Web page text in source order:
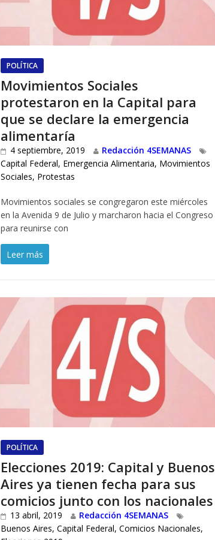
POLÍTICA
Movimientos Sociales
protestaron en la Capital para
que se declare la emergencia
alimentaría
4 septiembre, 2019
Redacción 4SEMANAS
Capital Federal, Emergencia Alimentaria, Movimientos
Sociales, Protestas
Movimientos sociales se congregaron este miércoles
en la Avenida 9 de Julio y marcharon hacia el Congreso
para reunirse con
Leer más
POLÍTICA
Elecciones 2019: Capital y Buenos
Aires ya tienen fecha para sus
comicios junto con los nacionales
13 abril, 2019
Redacción 4SEMANAS
Buenos Aires,Capital Federal,Comicios Nacionales,